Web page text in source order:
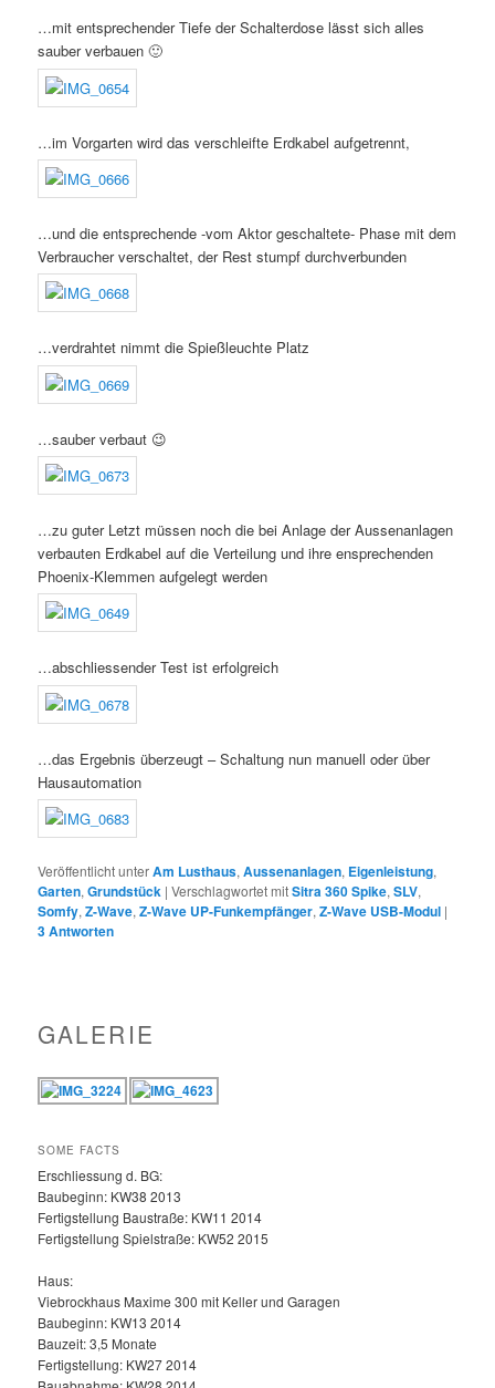
…mit entsprechender Tiefe der Schalterdose lässt sich alles
sauber verbauen 🙂
…im Vorgarten wird das verschleifte Erdkabel aufgetrennt,
…und die entsprechende -vom Aktor geschaltete- Phase mit dem
Verbraucher verschaltet, der Rest stumpf durchverbunden
…verdrahtet nimmt die Spießleuchte Platz
…sauber verbaut 😉
…zu guter Letzt müssen noch die bei Anlage der Aussenanlagen
verbauten Erdkabel auf die Verteilung und ihre ensprechenden
Phoenix-Klemmen aufgelegt werden
…abschliessender Test ist erfolgreich
…das Ergebnis überzeugt – Schaltung nun manuell oder über
Hausautomation
Veröffentlicht unterAm Lusthaus,Aussenanlagen, Eigenleistung,
Garten,Grundstück |Verschlagwortet mitSitra 360 Spike,SLV,
Somfy,Z-Wave,Z-Wave UP-Funkempfänger,Z-Wave USB-Modul |
3Antworten
GALERIE
SOME FACTS
Erschliessung d. BG:
Baubeginn: KW38 2013
Fertigstellung Baustraße: KW11 2014
Fertigstellung Spielstraße: KW52 2015
Haus:
Viebrockhaus Maxime 300 mit Keller und Garagen
Baubeginn: KW13 2014
Bauzeit: 3,5 Monate
Fertigstellung: KW27 2014